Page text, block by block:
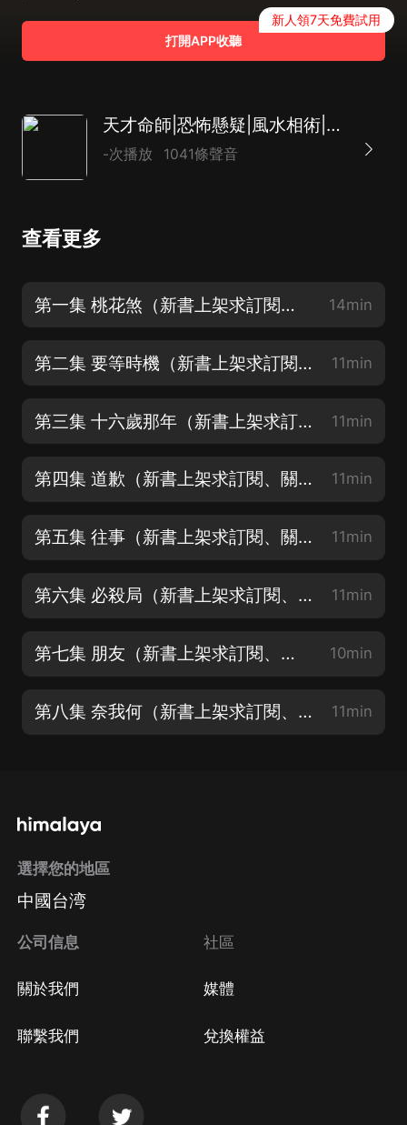
打開APP收聽
新人領7天免費試用
天才命師|恐怖懸疑|風水相術|AI多播
-次播放 1041條聲音
查看更多
第一集 桃花煞（新書上架求訂閱關注好評~） 14min
第二集 要等時機（新書上架求訂閱關注好評~） 11min
第三集 十六歲那年（新書上架求訂閱關注好評~） 11min
第四集 道歉（新書上架求訂閱、關注、好評~） 11min
第五集 往事（新書上架求訂閱、關注、好評~） 11min
第六集 必殺局（新書上架求訂閱、關注、好評~） 11min
第七集 朋友（新書上架求訂閱、關注、好評~） 10min
第八集 奈我何（新書上架求訂閱、關注、好評~） 11min
選擇您的地區
中國台湾
公司信息
關於我們
聯繫我們
社區
媒體
兌換權益